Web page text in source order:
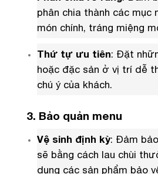
phân chia thành các mục
món chính, tráng miệng
Thứ tự ưu tiên: Đặt
hoặc đặc sản ở vị trí dễ
chú ý của khách.
3. Bảo quản menu
Vệ sinh định kỳ: Đảm
sẽ bằng cách lau chùi
dụng các sản phẩm bảo